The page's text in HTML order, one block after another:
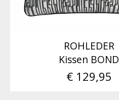
ROHLEDER
Kissen BOND
€ 129,95